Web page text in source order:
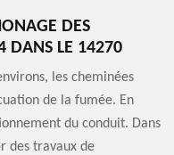
DES
DANS LE 14270
les cheminées
de la fumée. En
du conduit. Dans
des travaux de